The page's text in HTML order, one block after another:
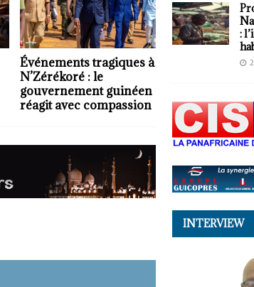
Événements tragiques à
N’Zérékoré : le
gouvernement guinéen
réagit avec compassion
:
INTERVIEW